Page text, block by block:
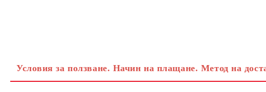
Условия за ползване. Начин на плащане. Метод на